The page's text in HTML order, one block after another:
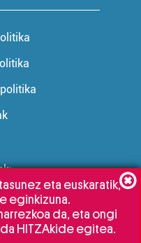
eta euskaratik,
eginkizuna.
da, eta ongi
HITZAkide egitea.